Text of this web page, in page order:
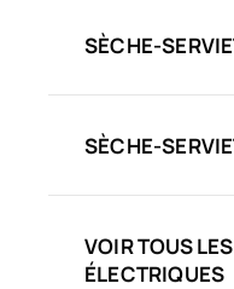
SÈCHE-
SÈCHE-
VOIR TOUS
ÉLECTRIQUES